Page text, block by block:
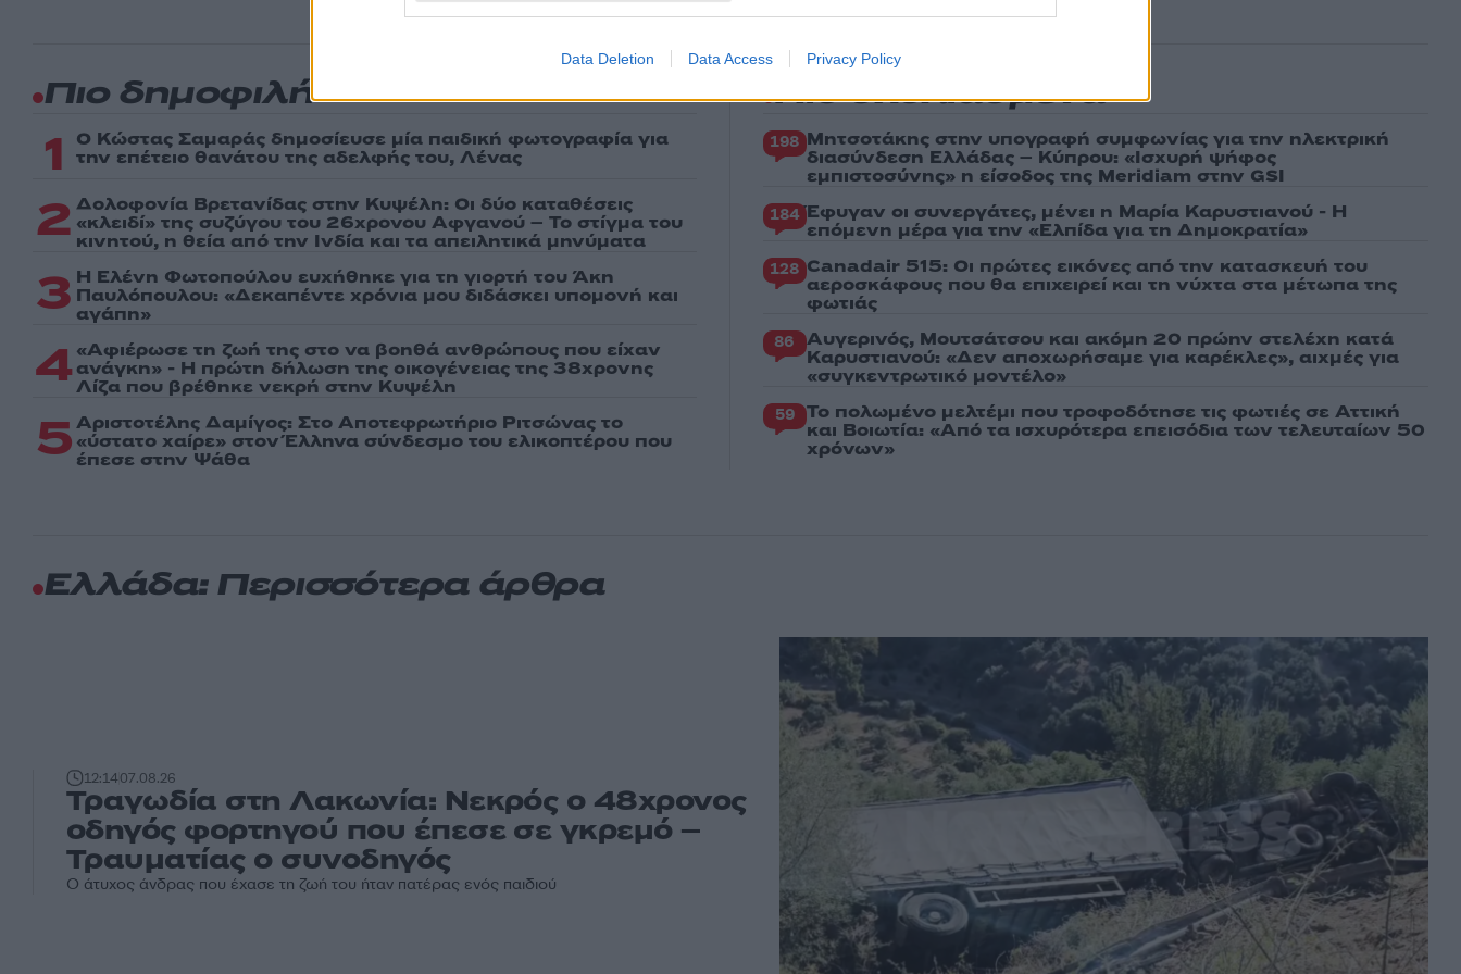
Data Deletion Data Access Privacy Policy
Πιο δημοφιλή
1 Ο Κώστας Σαμαράς δημοσίευσε μία παιδική φωτογραφία για
την επέτειο θανάτου της αδελφής του, Λένας
2 Δολοφονία Βρετανίδας στην Κυψέλη: Οι δύο καταθέσεις
«κλειδί» της συζύγου του 26χρονου Αφγανού – Το στίγμα του
κινητού, η θεία από την Ινδία και τα απειλητικά μηνύματα
3 Η Ελένη Φωτοπούλου ευχήθηκε για τη γιορτή του Άκη
Παυλόπουλου: «Δεκαπέντε χρόνια μου διδάσκει υπομονή και
αγάπη»
4 «Αφιέρωσε τη ζωή της στο να βοηθά ανθρώπους που είχαν
ανάγκη» - Η πρώτη δήλωση της οικογένειας της 38χρονης
Λίζα που βρέθηκε νεκρή στην Κυψέλη
5Αριστοτέλης Δαμίγος: Στο Αποτεφρωτήριο Ριτσώνας το
«ύστατο χαίρε» στον Έλληνα σύνδεσμο του ελικοπτέρου που
έπεσε στην Ψάθα
Πιο σχολιασμένα
198 Μητσοτάκης στην υπογραφή συμφωνίας για την ηλεκτρική
διασύνδεση Ελλάδας – Κύπρου: «Ισχυρή ψήφος
εμπιστοσύνης» η είσοδος της Meridiam στην GSI
184 Έφυγαν οι συνεργάτες, μένει η Μαρία Καρυστιανού - Η
επόμενη μέρα για την «Ελπίδα για τη Δημοκρατία»
128 Canadair 515: Οι πρώτες εικόνες από την κατασκευή του
αεροσκάφους που θα επιχειρεί και τη νύχτα στα μέτωπα της
φωτιάς
86 Αυγερινός, Μουτσάτσου και ακόμη 20 πρώην στελέχη κατά
Καρυστιανού: «Δεν αποχωρήσαμε για καρέκλες», αιχμές για
«συγκεντρωτικό μοντέλο»
59 Το πολωμένο μελτέμι που τροφοδότησε τις φωτιές σε Αττική
και Βοιωτία: «Από τα ισχυρότερα επεισόδια των τελευταίων 50
χρόνων»
Ελλάδα: Περισσότερα άρθρα
12:1407.08.26
Τραγωδία στη Λακωνία: Νεκρός ο 48χρονος
οδηγός φορτηγού που έπεσε σε γκρεμό –
Τραυματίας ο συνοδηγός
Ο άτυχος άνδρας που έχασε τη ζωή του ήταν πατέρας ενός παιδιού